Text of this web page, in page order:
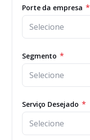
Porte da empresa *
Segmento *
Serviço Desejado *